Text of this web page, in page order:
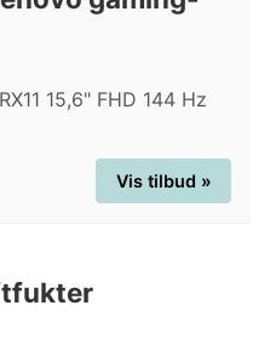
15,6" FHD 144 Hz
Vis tilbud »